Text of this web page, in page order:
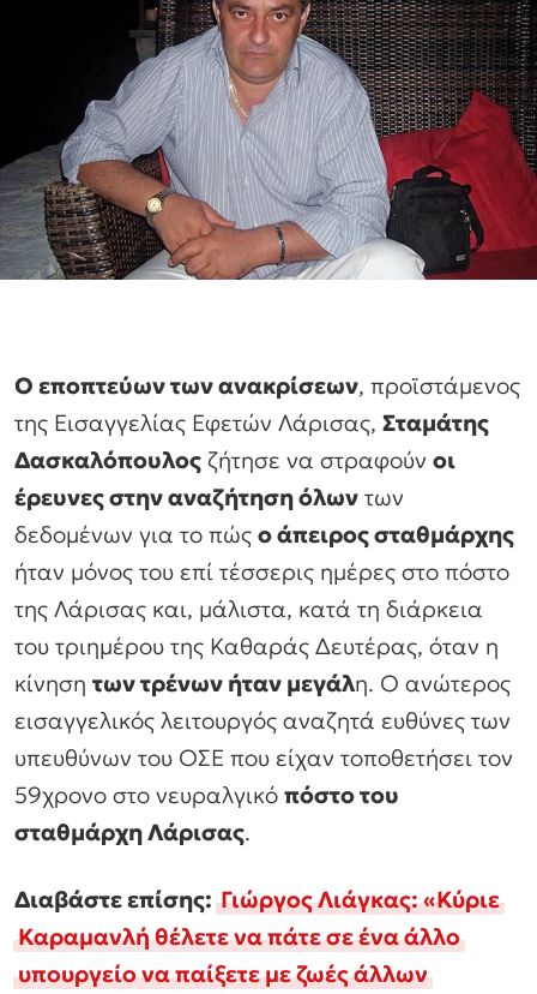
Ο εποπτεύων των ανακρίσεων, προϊστάμενος
της Εισαγγελίας Εφετών Λάρισας, Σταμάτης
Δασκαλόπουλος ζήτησε να στραφούν οι
έρευνες στην αναζήτηση όλων των
δεδομένων για το πώς ο άπειρος σταθμάρχης
ήταν μόνος του επί τέσσερις ημέρες στο πόστο
της Λάρισας και, μάλιστα, κατά τη διάρκεια
του τριημέρου της Καθαράς Δευτέρας, όταν η
κίνηση των τρένων ήταν μεγάλη. Ο ανώτερος
εισαγγελικός λειτουργός αναζητά ευθύνες των
υπευθύνων του ΟΣΕ που είχαν τοποθετήσει τον
59χρονο στο νευραλγικό πόστο του
σταθμάρχη Λάρισας.
Διαβάστε επίσης:Γιώργος Λιάγκας: «Κύριε
Καραμανλή θέλετε να πάτε σε ένα άλλο
υπουργείο να παίξετε με ζωές άλλων